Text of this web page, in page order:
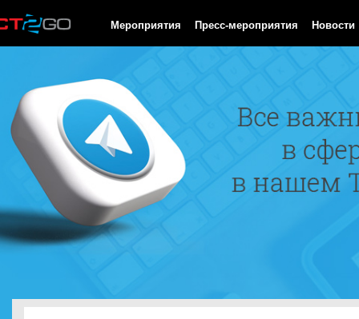
Мероприятия Пресс-мероприятия Новости